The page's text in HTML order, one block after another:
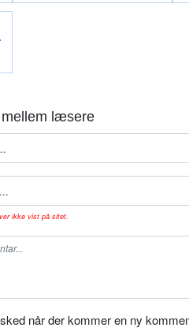
mellem læsere
ikke vist på sitet.
når der kommer en ny